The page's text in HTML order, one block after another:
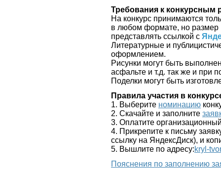
Требования к конкурсным
На конкурс принимаются
в любом формате, но
представлять ссылкой с
Литературные и
оформлением.
Рисунки могут быть
асфальте и т.д. так же и при
Поделки могут быть
Правила участия в
1. Выберите номинацию
2. Скачайте и заполните
3. Оплатите
4. Прикрепите к письму
ссылку на ЯндексДиск), и
5. Вышлите по адресу:kryl-
Пояснения по заполнению